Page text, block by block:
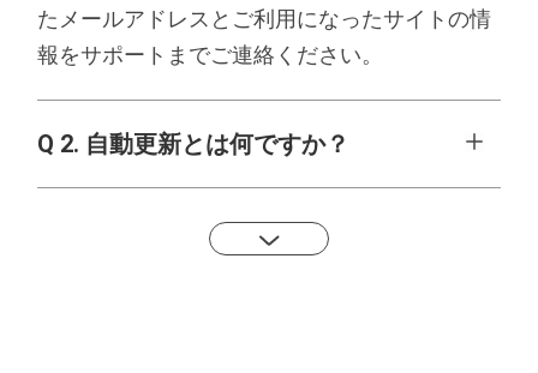
たメールアドレスとご利用になったサイトの情
報をサポートまでご連絡ください。
Q 2. 自動更新とは何ですか？